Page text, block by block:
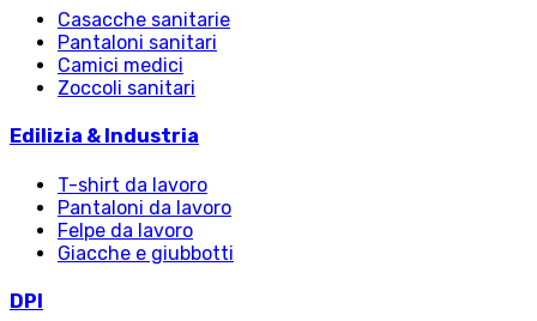
Casacche sanitarie
Pantaloni sanitari
Camici medici
Zoccoli sanitari
Edilizia & Industria
T-shirt da lavoro
Pantaloni da lavoro
Felpe da lavoro
Giacche e giubbotti
DPI